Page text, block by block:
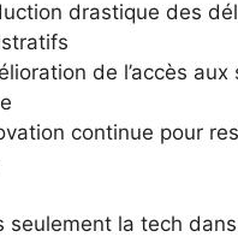
drastique des
de l’accès aux
continue pour
seulement la tech